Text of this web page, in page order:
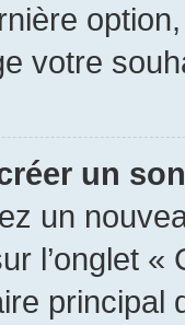
votre
un
un
l’onglet
principal